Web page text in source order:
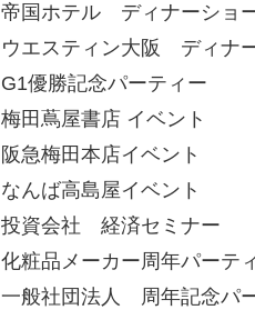
帝国ホテル ディナーショ
ウエスティン大阪 ディナ
G1優勝記念パーティー
梅田蔦屋書店 イベント
阪急梅田本店イベント
なんば高島屋イベント
投資会社 経済セミナー
化粧品メーカー周年パーテ
一般社団法人 周年記念パ